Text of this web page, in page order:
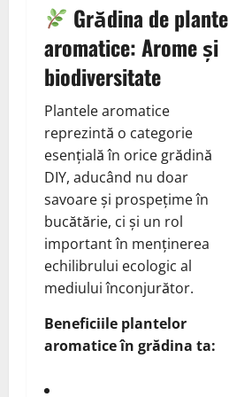
Grădina de plante
aromatice: Arome și
biodiversitate
Plantele aromatice
reprezintă o categorie
esențială în orice grădină
DIY, aducând nu doar
savoare și prospețime în
bucătărie, ci și un rol
important în menținerea
echilibrului ecologic al
mediului înconjurător.
Beneficiile plantelor
aromatice în grădina ta: